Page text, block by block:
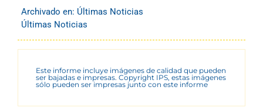
Archivado en: Últimas Noticias
Últimas Noticias
Este informe incluye imágenes de calidad que pueden
ser bajadas e impresas. Copyright IPS, estas imágenes
sólo pueden ser impresas junto con este informe